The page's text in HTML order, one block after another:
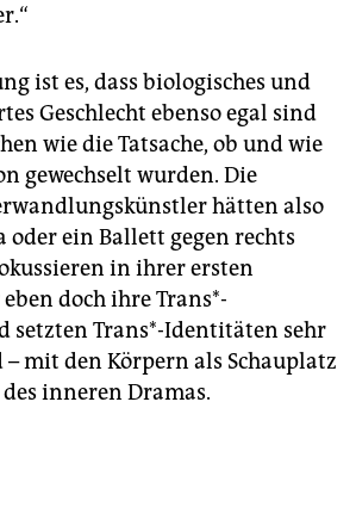
ist es, dass biologisches und
Geschlecht ebenso egal sind
wie die Tatsache, ob und wie
gewechselt wurden. Die
hätten also
oder ein Ballett gegen rechts
in ihrer ersten
doch ihre Trans*-
setzten Trans*-Identitäten sehr
mit den Körpern als Schauplatz
inneren Dramas.